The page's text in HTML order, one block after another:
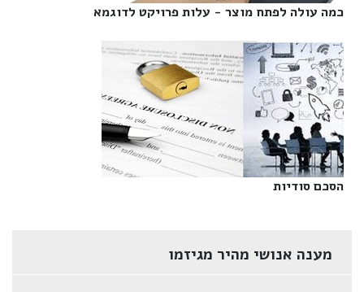
כמה עולה לפתח מוצר - עלות פרויקט לדוגמא‎
הסכם סודיות‎
מענה אנושי מהיר מגיזמו